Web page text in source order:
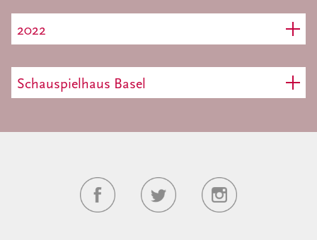
2022
Schauspielhaus Basel